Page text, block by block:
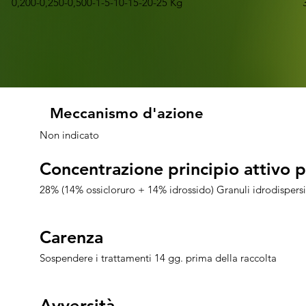
0,200-0,250-0,500-1-5-10-15-20-25 Kg
Meccanismo d'azione
Meccanismo d'azione
Non indicato
Concentrazione principio
Concentrazione principio
28% (14% ossicloruro + 14% idrossido) Granuli
Carenza
Carenza
Sospendere i trattamenti 14 gg. prima della raccolta